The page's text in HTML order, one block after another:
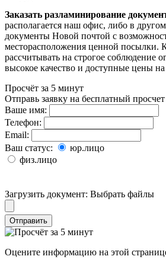
Заказать разламинирование
располагается наш офис, либо в
документы Новой почтой с
месторасположения ценной посылки.
рассчитывать на строгое соблюдение
высокое качество и доступные цены на
Просчёт за 5 минут
Отправь заявку на бесплатный просчет
Ваше имя:
Телефон:
Email:
Ваш статус:
юр.лицо
физ.лицо
Загрузить документ: Выбрать файлы
Отправить
Оцените информацию на этой